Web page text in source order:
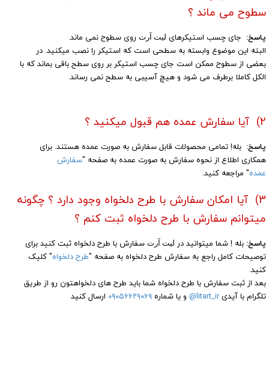
سطوح می ماند ؟
پاسخ: جای چسب استیکرهای لیت آرت​​​​​​​ روی سطوح نمی ماند.
البته این موضوع وابسته به سطحی است که استیکر را نصب میکنید. در
بعضی از سطوح ممکن است جای چسب استیکر بر روی سطح باقی بماند که با
الکل کاملا برطرف می شود و هیچ آسیبی به سطح نمی رساند.
2) آیا سفارش عمده هم قبول میکنید ؟‌
پاسخ: بله! تمامی محصولات قابل سفارش به صورت عمده هستند. برای
همکاری اطلاع از نحوه سفارش به صورت عمده به صفحه "سفارش
عمده" مراجعه کنید.
3) آیا امکان سفارش با طرح دلخواه وجود دارد ؟ چگونه
میتوانم سفارش با طرح دلخواه ثبت کنم ؟
پاسخ: بله ! شما میتوانید در لیت آرت​​​​​​​ سفارش با طرح دلخواه ثبت کنید برای
توصیحات کامل راجع به سفارش طرح دلخواه به صفحه "طرح دلخواه" کلیک
کنید.
بعد از ثبت سفارش با طرح دلخواه شما باید طرح های دلخواهتون رو از طریق
تلگرام با آیدیlitart_ir@ و یا شماره۰۹۰۵۶۶۲۹۰۶۹ ارسال کنید